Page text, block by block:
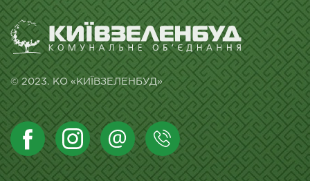
© 2023. КО «КИЇВЗЕЛЕНБУД»